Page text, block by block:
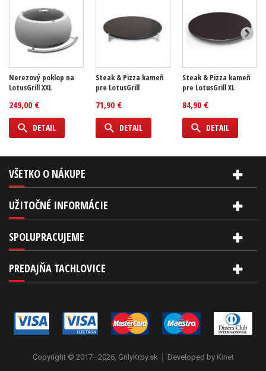
Nerezový poklop na
LotusGrill XXL
249,00 €
DETAIL
Steak & Pizza kameň
pre LotusGrill
71,90 €
DETAIL
Steak & Pizza kameň
pre LotusGrill XL
84,90 €
DETAIL
VŠETKO O NÁKUPE
UŽITOČNÉ INFORMÁCIE
SPOLUPRACUJEME
PREDAJŇA TACHLOVICE
Copyright © 2017–2026, GrilyKrby.sk Developed by Kinet